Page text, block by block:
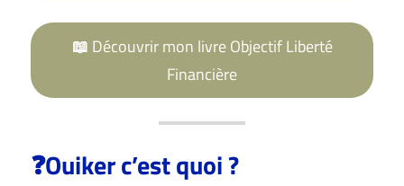
📖 Découvrir mon livre Objectif Liberté
Financière
❓Ouiker c’est quoi ?